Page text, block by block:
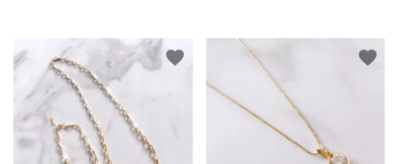
favorite favorite